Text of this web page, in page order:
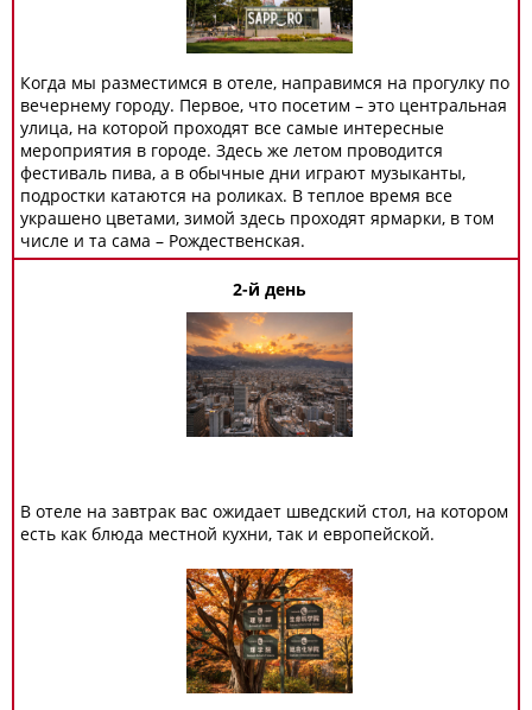
Когда мы разместимся в отеле, направимся на прогулку по
вечернему городу. Первое, что посетим – это центральная
улица, на которой проходят все самые интересные
мероприятия в городе. Здесь же летом проводится
фестиваль пива, а в обычные дни играют музыканты,
подростки катаются на роликах. В теплое время все
украшено цветами, зимой здесь проходят ярмарки, в том
числе и та сама – Рождественская.
2-й день
В отеле на завтрак вас ожидает шведский стол, на котором
есть как блюда местной кухни, так и европейской.